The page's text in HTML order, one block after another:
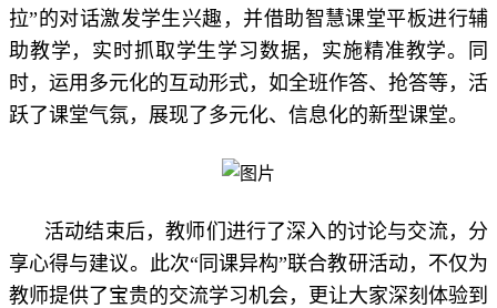
拉”的对话激发学生兴趣，并借助智慧课堂平板进行辅
助教学，实时抓取学生学习数据，实施精准教学。同
时，运用多元化的互动形式，如全班作答、抢答等，活
跃了课堂气氛，展现了多元化、信息化的新型课堂。
活动结束后，教师们进行了深入的讨论与交流，分
享心得与建议。此次“同课异构”联合教研活动，不仅为
教师提供了宝贵的交流学习机会，更让大家深刻体验到